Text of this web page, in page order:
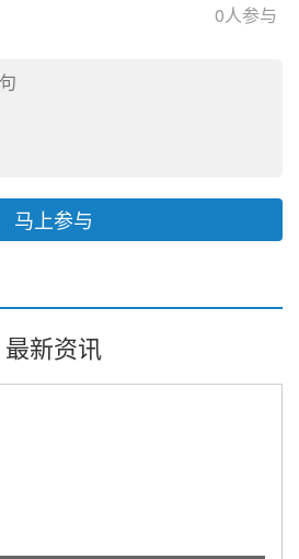
0人参与
马上参与
最新资讯